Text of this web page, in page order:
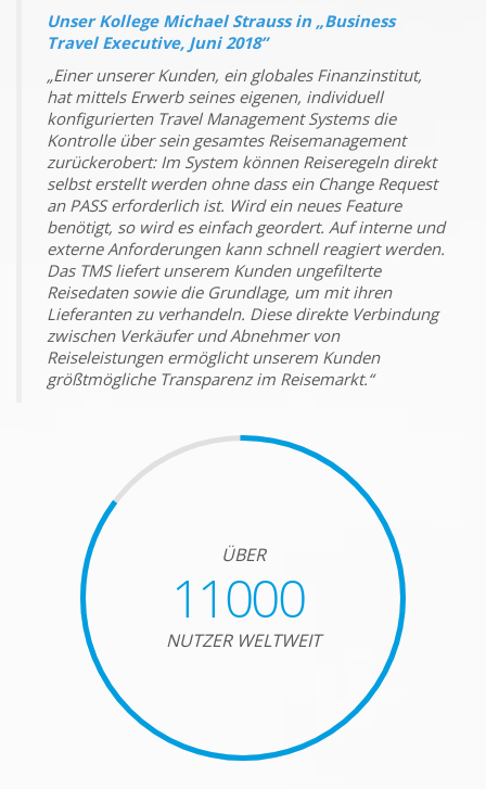
Unser Kollege Michael Strauss in „Business
Travel Executive, Juni 2018”
„Einer unserer Kunden, ein globales Finanzinstitut,
hat mittels Erwerb seines eigenen, individuell
konfigurierten Travel Management Systems die
Kontrolle über sein gesamtes Reisemanagement
zurückerobert: Im System können Reiseregeln direkt
selbst erstellt werden ohne dass ein Change Request
an PASS erforderlich ist. Wird ein neues Feature
benötigt, so wird es einfach geordert. Auf interne und
externe Anforderungen kann schnell reagiert werden.
Das TMS liefert unserem Kunden ungefilterte
Reisedaten sowie die Grundlage, um mit ihren
Lieferanten zu verhandeln. Diese direkte Verbindung
zwischen Verkäufer und Abnehmer von
Reiseleistungen ermöglicht unserem Kunden
größtmögliche Transparenz im Reisemarkt.“
ÜBER
11000
NUTZER WELTWEIT